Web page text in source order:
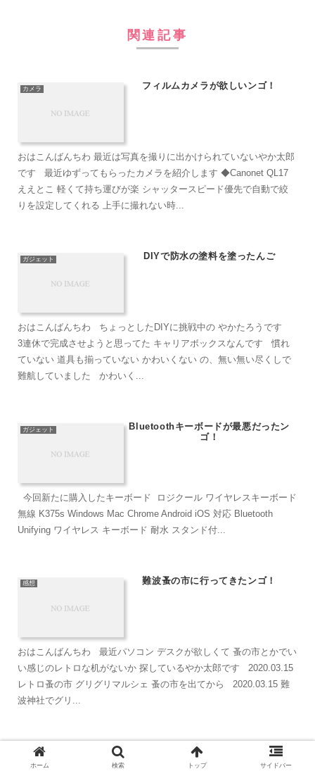
関連記事
カメラ フィルムカメラが欲しいンゴ！
おはこんばんちわ 最近は写真を撮りに出かけられていないやか太郎
です 最近ゆずってもらったカメラを紹介します ◆Canonet QL17
ええとこ 軽くて持ち運びが楽 シャッタースピード優先で自動で絞
りを設定してくれる 上手に撮れない時...
ガジェット DIYで防水の塗料を塗ったんご
おはこんばんちわ ちょっとしたDIYに挑戦中の やかたろうです
3連休で完成させようと思ってた キャリアボックスなんです 慣れ
ていない 道具も揃っていない かわいくない の、無い無い尽くしで
難航していました かわいく...
ガジェット
Bluetoothキーボードが最悪だったン
ゴ！
今回新たに購入したキーボード ロジクール ワイヤレスキーボード
無線 K375s Windows Mac Chrome Android iOS 対応 Bluetooth
Unifying ワイヤレス キーボード 耐水 スタンド付...
感想 難波蚤の市に行ってきたンゴ！
おはこんばんちわ 最近パソコン デスクが欲しくて 蚤の市とかでい
い感じのレトロな机がないか 探しているやか太郎です 2020.03.15
レトロ蚤の市 グリグリマルシェ 蚤の市を出てから 2020.03.15 難
波神社でグリ...
カメラ 僕が使っている一眼レフカメラ
ホーム 検索 トップ サイドバー